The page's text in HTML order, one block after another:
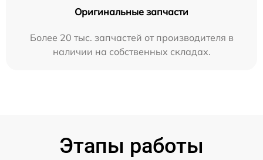
Оригинальные запчасти
Более 20 тыс. запчастей от производителя в
наличии на собственных складах.
Этапы работы